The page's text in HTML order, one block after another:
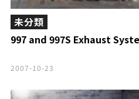
997 and 997S Exhaust
未分類
2007-10-23